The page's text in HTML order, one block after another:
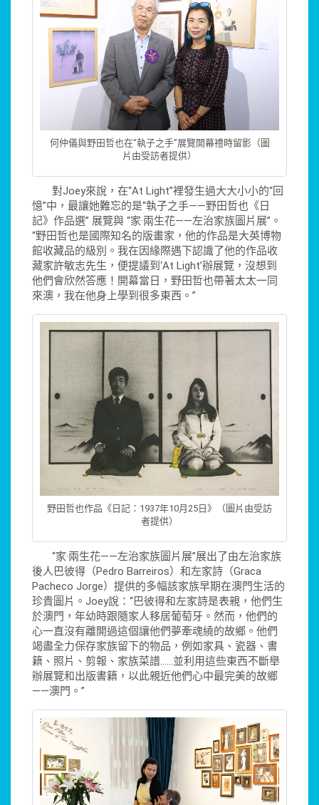
何仲儀與野田哲也在“執子之手”展覽開幕禮時留影（圖
片由受訪者提供）
對Joey來說，在“At Light”裡發生過大大小小的“回
憶”中，最讓她難忘的是“執子之手——野田哲也《日
記》作品選” 展覽與 “家·兩生花——左治家族圖片展”。
“野田哲也是國際知名的版畫家，他的作品是大英博物
館收藏品的級別。我在因緣際遇下認識了他的作品收
藏家許敏志先生，便提議到‘At Light’辦展覽，沒想到
他們會欣然答應！開幕當日，野田哲也帶著太太一同
來澳，我在他身上學到很多東西。”
野田哲也作品《日記：1937年10月25日》（圖片由受訪
者提供）
“家·兩生花——左治家族圖片展”展出了由左治家族
後人巴彼得（Pedro Barreiros）和左家詩（Graca
Pacheco Jorge）提供的多幅該家族早期在澳門生活的
珍貴圖片。Joey說：“巴彼得和左家詩是表親，他們生
於澳門，年幼時跟隨家人移居葡萄牙。然而，他們的
心一直沒有離開過這個讓他們夢牽魂繞的故鄉。他們
竭盡全力保存家族留下的物品，例如家具、瓷器、書
籍、照片、剪報、家族菜譜……並利用這些東西不斷舉
辦展覽和出版書籍，以此親近他們心中最完美的故鄉
——澳門。”